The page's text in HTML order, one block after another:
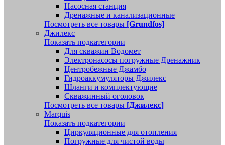
Насосная станция
Дренажные и канализационные
Посмотреть все товары [Grundfos]
Джилекс
Показать подкатегории
Для скважин Водомет
Электронасосы погружные Дренажник
Центробежные Джамбо
Гидроаккумуляторы Джилекс
Шланги и комплектующие
Скважинный оголовок
Посмотреть все товары [Джилекс]
Marquis
Показать подкатегории
Циркуляционные для отопления
Погружные для чистой воды